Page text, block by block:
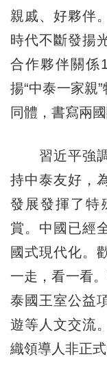
親戚、好夥伴
時代不斷發揚
合作夥伴關係
揚“中泰一家親
同體，書寫兩
習近平強調
持中泰友好，
發展發揮了特
賞。中國已經
國式現代化。
一走，看一看
泰國王室公益
遊等人文交流
織領導人非正式